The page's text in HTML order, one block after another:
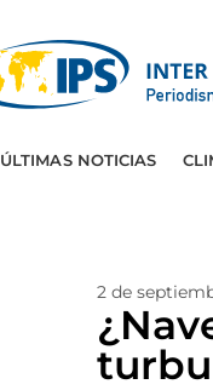
ÚLTIMAS NOTICIAS
2 de